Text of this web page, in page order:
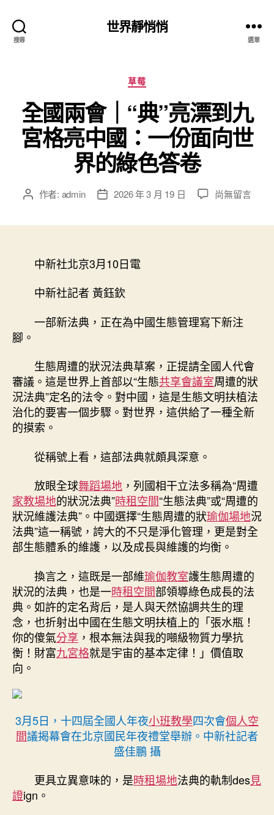
搜尋
世界靜悄悄
選單
分
類
草莓
全國兩會｜“典”亮漂到九
宮格亮中國：一份面向世
界的綠色答卷
文 作者: admin
文
期
2026 年 3 月 19 日
在
到
九
亮
中
國：
一
份
的
綠
色
答
卷〉
中
尚無留言
中新社北京3月10日電
中新社記者 黃鈺欽
一部新法典，正在為中國生態管理寫下新注
腳。
生態周遭的狀況法典草案，正提請全國人代會
審議。這是世界上首部以“生態共享會議室周遭的狀
況法典”定名的法令。對中國，這是生態文明扶植法
治化的要害一個步驟。對世界，這供給了一種全新
的摸索。
從稱號上看，這部法典就頗具深意。
放眼全球舞蹈場地 ，列國相干立法多稱為“周遭
家教場地的狀況法典”時租空間“生態法典”或“周遭的
狀況維護法典”。中國選擇“生態周遭的狀瑜伽場地況
法典”這一稱號，誇大的不只是淨化管理，更是對全
部生態體系的維護，以及成長與維護的均衡。
換言之，這既是一部維瑜伽教室護生態周遭的
狀況的法典，也是一時租空間部領導綠色成長的法
典。如許的定名背后，是人與天然協調共生的理
念，也折射出中國在生態文明扶植上的「張水瓶！
你的傻氣分享 ，根本無法與我的噸級物質力學抗
衡！財富九宮格就是宇宙的基本定律！」價值取
向。
3月5日，十四屆全國人年夜小班教學四次會個人空
間議揭幕會在北京國民年夜禮堂舉辦。中新社記者
盛佳鵬 攝
更具立異意味的，是時租場地法典的軌制des見
證ign。